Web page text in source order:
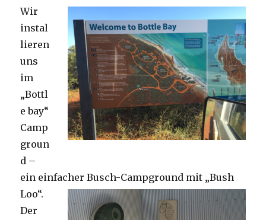
Wir
instal
lieren
uns
im
„Bottl
e bay“
Camp
groun
d –
ein einfacher Busch-Campground mit „Bush
Loo“.
Der